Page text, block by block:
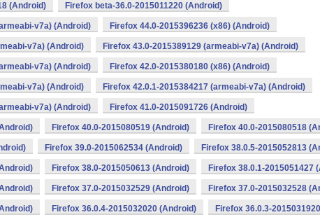
(Android) Firefox beta-36.0-2015011220 (Android)
v7a) (Android) Firefox 44.0-2015396236 (x86) (Android)
v7a) (Android) Firefox 43.0-2015389129 (armeabi-v7a) (Android)
v7a) (Android) Firefox 42.0-2015380180 (x86) (Android)
v7a) (Android) Firefox 42.0.1-2015384217 (armeabi-v7a) (Android)
v7a) (Android) Firefox 41.0-2015091726 (Android)
Firefox 40.0-2015080519 (Android) Firefox 40.0-2015080518
Firefox 39.0-2015062534 (Android) Firefox 38.0.5-2015052813
Firefox 38.0-2015050613 (Android) Firefox 38.0.1-2015051427
Firefox 37.0-2015032529 (Android) Firefox 37.0-2015032528
Firefox 36.0.4-2015032020 (Android) Firefox 36.0.3-